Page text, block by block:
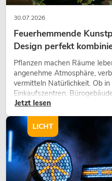
30.07.2026
Feuerhemmende
Design perfekt
Pflanzen machen Räume
angenehme Atmosphäre,
vermitteln Natürlichkeit. Ob
Einkaufszentren,
eine hochwertige Begrünung
Jetzt lesen
LICHT